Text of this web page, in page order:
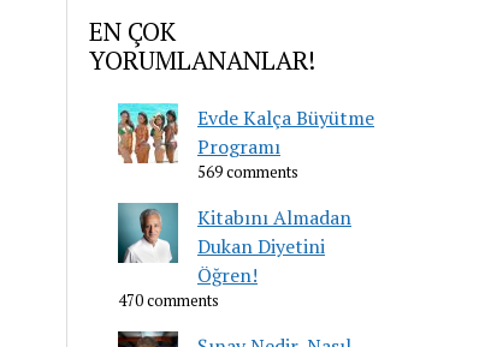
EN ÇOK
YORUMLANANLAR!
Evde Kalça Büyütme
Programı
569 comments
Kitabını Almadan
Dukan Diyetini
Öğren!
470 comments